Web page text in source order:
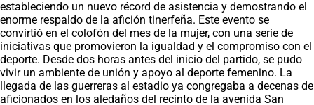
estableciendo un nuevo récord de asistencia y demostrando el
enorme respaldo de la afición tinerfeña. Este evento se
convirtió en el colofón del mes de la mujer, con una serie de
iniciativas que promovieron la igualdad y el compromiso con el
deporte. Desde dos horas antes del inicio del partido, se pudo
vivir un ambiente de unión y apoyo al deporte femenino. La
llegada de las guerreras al estadio ya congregaba a decenas de
aficionados en los aledaños del recinto de la avenida San